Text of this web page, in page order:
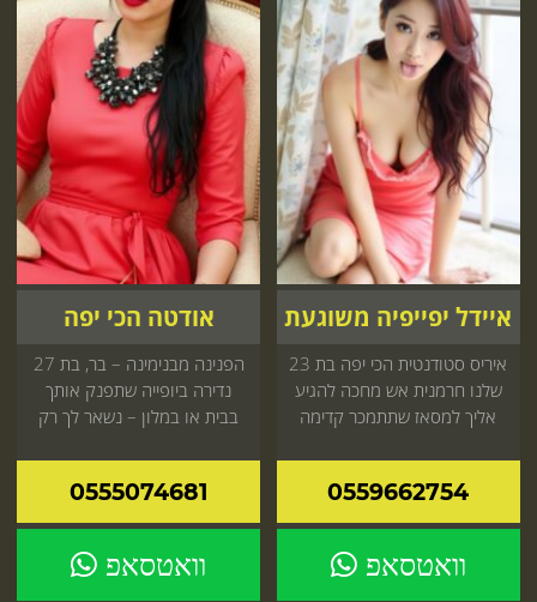
איידל יפייפיה משוגעת
איריס סטודנטית הכי יפה בת 23
שלנו חרמנית אש מחכה להגיע
אליך למסאז שתתמכר קדימה
0559662754
וואטסאפ
אודטה הכי יפה
הפנינה מבנימינה – בר, בת 27
נדירה ביופייה שתפנק אותך
בבית או במלון – נשאר לך רק
0555074681
וואטסאפ